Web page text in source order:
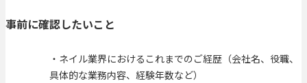
事前に確認したいこと
・ネイル業界におけるこれまでのご経歴（会社名、役職、
具体的な業務内容、経験年数など）